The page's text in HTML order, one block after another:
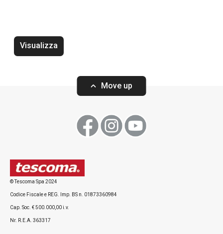
Tutti i prodotti della linea PRECIOSO
Visualizza
Move up
© Tescoma Spa 2024
Codice Fiscale e REG. Imp. BS n. 01873360984
Cap. Soc. € 500.000,00 i.v.
Nr. R.E.A. 363317